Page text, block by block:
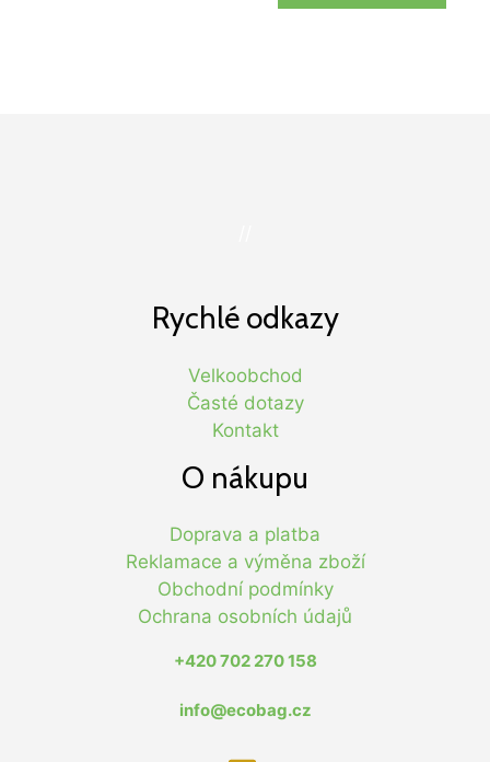
Rychlé odkazy
Velkoobchod
Časté dotazy
Kontakt
O nákupu
Doprava a platba
Reklamace a výměna zboží
Obchodní podmínky
Ochrana osobních údajů
+420 702 270 158
info@ecobag.cz